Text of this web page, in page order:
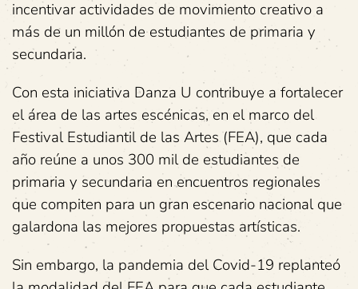
incentivar actividades de movimiento creativo a
más de un millón de estudiantes de primaria y
secundaria.
Con esta iniciativa Danza U contribuye a fortalecer
el área de las artes escénicas, en el marco del
Festival Estudiantil de las Artes (FEA), que cada
año reúne a unos 300 mil de estudiantes de
primaria y secundaria en encuentros regionales
que compiten para un gran escenario nacional que
galardona las mejores propuestas artísticas.
Sin embargo, la pandemia del Covid-19 replanteó